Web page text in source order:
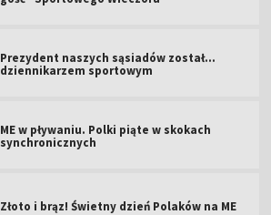
Prezydent naszych sąsiadów został...
dziennikarzem sportowym
ME w pływaniu. Polki piąte w skokach
synchronicznych
Złoto i brąz! Świetny dzień Polaków na ME